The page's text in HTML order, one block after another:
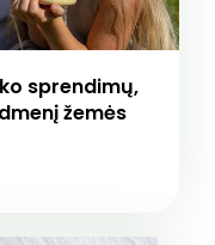
sprendimų,
žemės